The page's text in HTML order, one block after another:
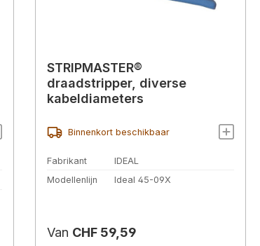
STRIPMASTER®
draadstripper, diverse
kabeldiameters
Binnenkort beschikbaar
Fabrikant
IDEAL
Modellenlijn
Ideal 45-09X
Normale prijs:
Van CHF 59,59